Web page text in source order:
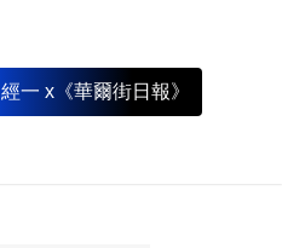
經一 x《華爾街日報》